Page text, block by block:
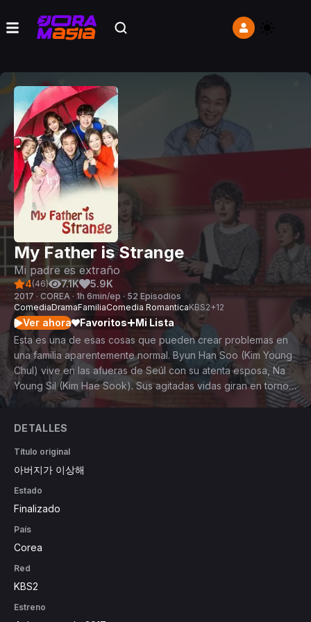
My Father is Strange
Mi padre es extraño
4(46) 7.1K 5.9K
2017 · COREA · 1h 6min/ep · 52 Episodios
ComediaDramaFamiliaComedia RomanticaKBS2+12
Ver ahora Favoritos
Mi Lista
Esta es una de esas cosas que pueden crear problemas en
una familia aparentemente normal. Byun Han Soo (Kim Young
Chul) vive en las afueras de Seúl con su atenta esposa, Na
Young Sil (Kim Hae Sook). Sus agitadas vidas giran en torno a
su pequeño negocio, "La Cafetería de Papá", y sus cuatro
Yoo Ri), Mi Young (Jung So Min) y Ra Young (Ryu
Hwayoung). Joon Young trata de no decepcionar a sus
examen para ser empleado público y no lo ha logrado. Hye
Young es una talentosa y exitosa abogada que tiene una
relación inestable con Cha Jung Hwan (Ryu Soo Young), un
trabajo soñado como pasante en Gabi Entertainment, solo
para descubrir que la persona que le hacía la vida imposible
en la escuela, Kim Yoo Joo (Lee Mi Do), trabaja allí como
DETALLES
Título original
아버지가 이상해
Estado
Finalizado
País
Corea
Red
KBS2
Estreno